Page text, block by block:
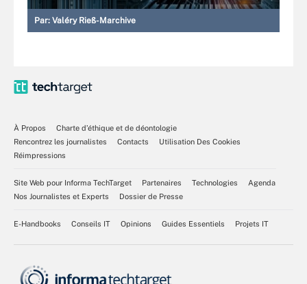
Par: Valéry Rieß-Marchive
À Propos
Charte d’éthique et de déontologie
Rencontrez les journalistes
Contacts
Utilisation Des Cookies
Réimpressions
Site Web pour Informa TechTarget Partenaires Technologies
Agenda
Nos Journalistes et Experts
Dossier de Presse
E-Handbooks Conseils IT Opinions Guides Essentiels Projets IT